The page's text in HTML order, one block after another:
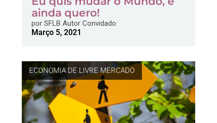
ainda quero!
porSFLB Autor Convidado
Março 5, 2021
ECONOMIA DE LIVRE MERCADO